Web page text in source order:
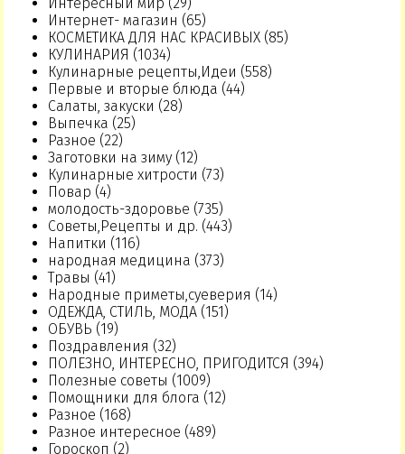
Интернет- магазин (65)
КОСМЕТИКА ДЛЯ НАС КРАСИВЫХ (85)
КУЛИНАРИЯ (1034)
Кулинарные рецепты,Идеи (558)
Первые и вторые блюда (44)
Салаты, закуски (28)
Выпечка (25)
Разное (22)
Заготовки на зиму (12)
Кулинарные хитрости (73)
Повар (4)
молодость-здоровье (735)
Советы,Рецепты и др. (443)
Напитки (116)
народная медицина (373)
Травы (41)
Народные приметы,суеверия (14)
ОДЕЖДА, СТИЛЬ, МОДА (151)
ОБУВЬ (19)
Поздравления (32)
ПОЛЕЗНО, ИНТЕРЕСНО, ПРИГОДИТСЯ (394)
Полезные советы (1009)
Помощники для блога (12)
Разное (168)
Разное интересное (489)
Гороскоп (2)